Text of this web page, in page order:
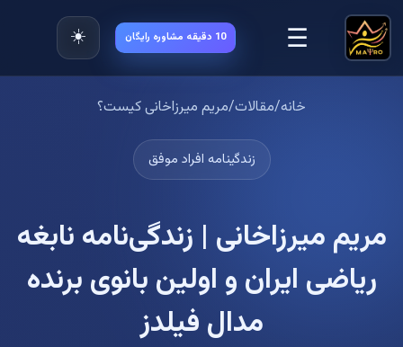
☰
☀️ 10 دقیقه مشاوره رایگان
خانه/مقالات/مریم میرزاخانی کیست؟
زندگینامه افراد موفق
مریم میرزاخانی | زندگی‌نامه نابغه
ریاضی ایران و اولین بانوی برنده
مدال فیلدز